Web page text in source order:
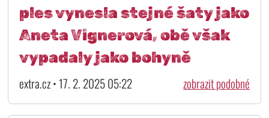
ples vynesla stejné šaty jako
Aneta Vignerová, obě však
vypadaly jako bohyně
extra.cz • 17. 2. 2025 05:22 zobrazit podobné